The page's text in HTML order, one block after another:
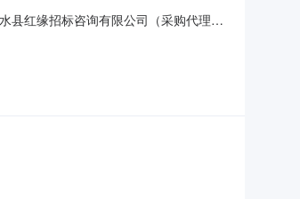
县红缘招标咨询有限公司（采购代理机
与红日大道交汇处建设规模：主要施